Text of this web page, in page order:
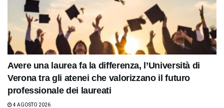
Avere una laurea fa la differenza, l’Università di
Verona tra gli atenei che valorizzano il futuro
professionale dei laureati
4 AGOSTO 2026